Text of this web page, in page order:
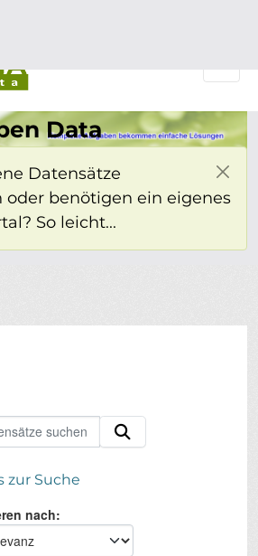
Data
Datensätze
oder benötigen ein eigenes
So leicht...
zur Suche
nach